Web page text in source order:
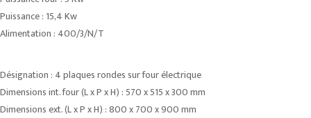
Puissance : 15,4 Kw
Alimentation : 400/3/N/T
Désignation : 4 plaques rondes sur four électrique
Dimensions int. four (L x P x H) : 570 x 515 x 300 mm
Dimensions ext. (L x P x H) : 800 x 700 x 900 mm